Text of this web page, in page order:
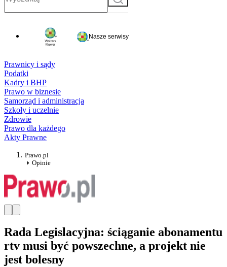
Nasze serwisy
Prawnicy i sądy
Podatki
Kadry i BHP
Prawo w biznesie
Samorząd i administracja
Szkoły i uczelnie
Zdrowie
Prawo dla każdego
Akty Prawne
Prawo.pl
Opinie
Rada Legislacyjna: ściąganie abonamentu
rtv musi być powszechne, a projekt nie
jest bolesny